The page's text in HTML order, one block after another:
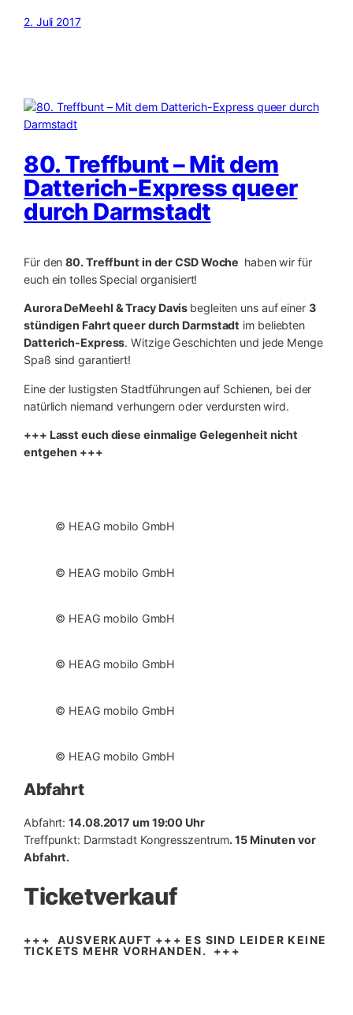
2. Juli 2017
80. Treffbunt – Mit dem
Datterich-Express queer
durch Darmstadt
Für den80. Treffbunt in der CSD Woche haben wir für
euch ein tolles Special organisiert!
Aurora DeMeehl &Tracy Davis begleiten uns auf einer 3
stündigen Fahrt queer durch Darmstadt im beliebten
Datterich-Express. Witzige Geschichten und jede Menge
Spaß sind garantiert!
Eine der lustigsten Stadtführungen auf Schienen, bei der
natürlich niemand verhungern oder verdursten wird.
+++ Lasst euch diese einmalige Gelegenheit nicht
entgehen +++
© HEAG mobilo GmbH
© HEAG mobilo GmbH
© HEAG mobilo GmbH
© HEAG mobilo GmbH
© HEAG mobilo GmbH
© HEAG mobilo GmbH
Abfahrt
Abfahrt:14.08.2017 um 19:00 Uhr
Treffpunkt: Darmstadt Kongresszentrum. 15 Minuten vor
Abfahrt.
Ticketverkauf
+++ AUSVERKAUFT +++ ES SIND LEIDER KEINE
TICKETS MEHR VORHANDEN. +++